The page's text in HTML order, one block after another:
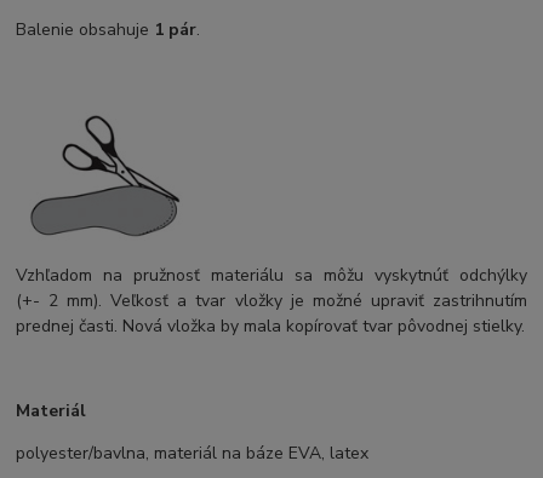
Balenie obsahuje 1 pár.
Vzhľadom na pružnosť materiálu sa môžu vyskytnúť odchýlky
(+- 2 mm). Veľkosť a tvar vložky je možné upraviť zastrihnutím
prednej časti. Nová vložka by mala kopírovať tvar pôvodnej stielky.
Materiál
polyester/bavlna, materiál na báze EVA, latex